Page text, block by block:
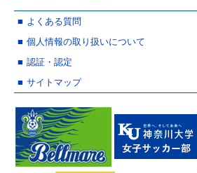
よくある質問
個人情報の取り扱いについて
認証・認定
サイトマップ